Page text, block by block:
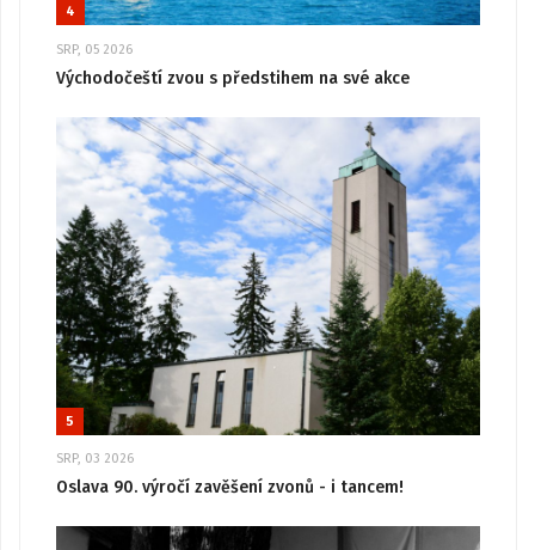
4
SRP, 05 2026
Východočeští zvou s předstihem na své akce
5
SRP, 03 2026
Oslava 90. výročí zavěšení zvonů - i tancem!